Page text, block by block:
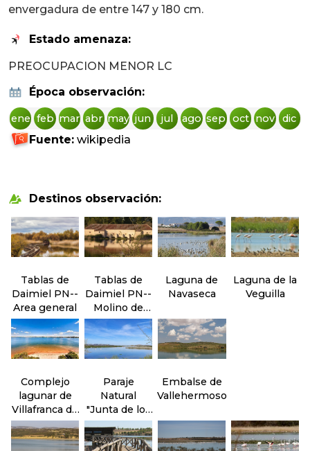
envergadura de entre 147 y 180 cm.
Estado amenaza:
PREOCUPACION MENOR LC
Época observación:
ene feb mar abr may jun jul ago sep oct nov dic
Fuente: wikipedia
Destinos observación:
Tablas de
Daimiel PN--
Area general
Tablas de
Daimiel PN--
Molino de
Molemocho
Laguna de
Navaseca
Laguna de la
Veguilla
Complejo
lagunar de
Villafranca de
los
Caballeros
Paraje
Natural
"Junta de los
ríos" Záncara
y Cigüela
Embalse de
Vallehermoso